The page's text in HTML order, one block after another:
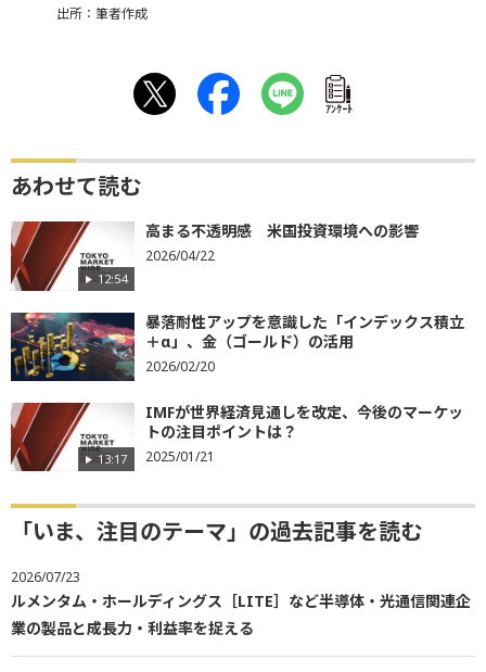
出所：筆者作成
ｱﾝｹｰﾄ
あわせて読む
12:54
高まる不透明感 米国投資環境への影響
2026/04/22
暴落耐性アップを意識した「インデックス積立
＋α」、金（ゴールド）の活用
2026/02/20
13:17
IMFが世界経済見通しを改定、今後のマーケッ
トの注目ポイントは？
2025/01/21
「いま、注目のテーマ」の過去記事を読む
2026/07/23
ルメンタム・ホールディングス［LITE］など半導体・光通信関連企
業の製品と成長力・利益率を捉える